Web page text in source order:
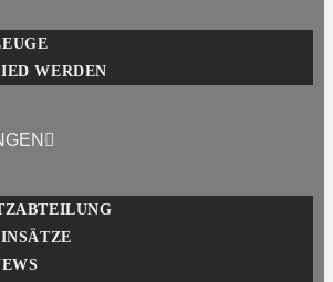
WERDEN